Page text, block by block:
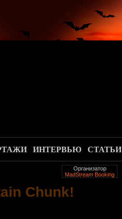
ИНТЕРВЬЮ СТАТЬИ
Chunk!
Организатор
MadStream Booking